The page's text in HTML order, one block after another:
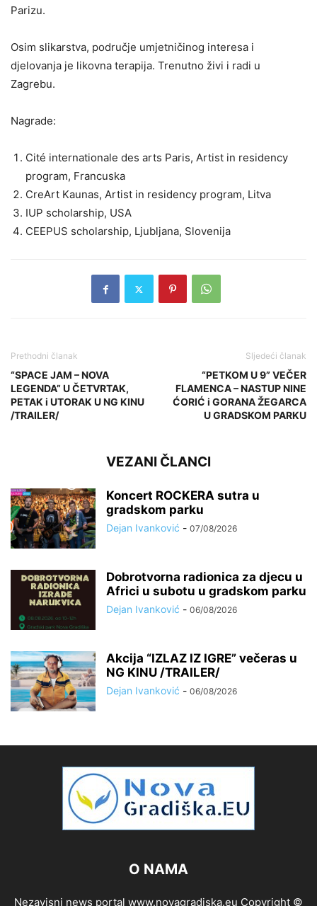
Parizu.
Osim slikarstva, područje umjetničinog interesa i
djelovanja je likovna terapija. Trenutno živi i radi u
Zagrebu.
Nagrade:
Cité internationale des arts Paris, Artist in residency
program, Francuska
CreArt Kaunas, Artist in residency program, Litva
IUP scholarship, USA
CEEPUS scholarship, Ljubljana, Slovenija
Prethodni članak
“SPACE JAM – NOVA
LEGENDA” U ČETVRTAK,
PETAK i UTORAK U NG KINU
/TRAILER/
Sljedeći članak
“PETKOM U 9” VEČER
FLAMENCA – NASTUP NINE
ĆORIĆ i GORANA ŽEGARCA
U GRADSKOM PARKU
VEZANI ČLANCI
Koncert ROCKERA sutra u
gradskom parku
Dejan Ivanković - 07/08/2026
Dobrotvorna radionica za djecu u
Africi u subotu u gradskom parku
Dejan Ivanković - 06/08/2026
Akcija “IZLAZ IZ IGRE” večeras u
NG KINU /TRAILER/
Dejan Ivanković - 06/08/2026
O NAMA
Nezavisni news portal www.novagradiska.eu Copyright ©